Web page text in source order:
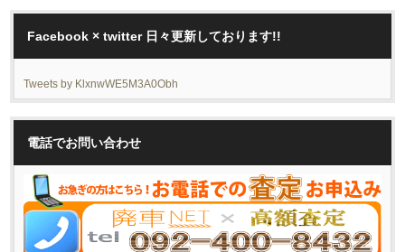
Facebook × twitter 日々更新しております!!
Tweets by KlxnwWE5M3A0Obh
電話でお問い合わせ